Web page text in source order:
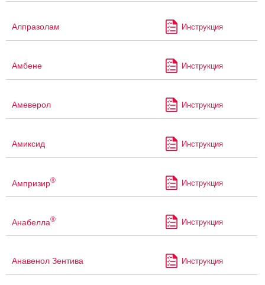
Алпразолам Инструкция
Амбене Инструкция
Амеверол Инструкция
Амиксид Инструкция
Ампризир® Инструкция
Анабелла® Инструкция
Анавенол Зентива Инструкция